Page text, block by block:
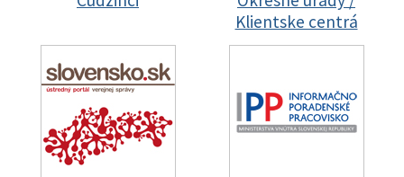
Klientske centrá